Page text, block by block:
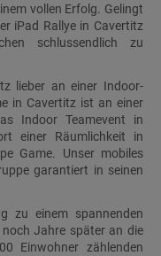
vollen Erfolg. Gelingt
iPad Rallye in Cavertitz
schlussendlich zu
lieber an einer Indoor-
in Cavertitz ist an einer
Indoor Teamevent in
einer Räumlichkeit in
Game. Unser mobiles
garantiert in seinen
zu einem spannenden
Jahre später an die
Einwohner zählenden